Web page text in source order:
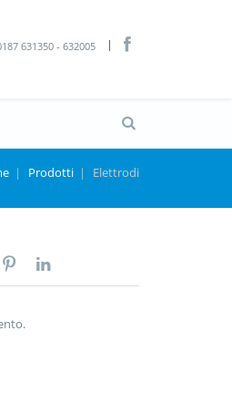
631350 - 632005
| Prodotti | Elettrodi